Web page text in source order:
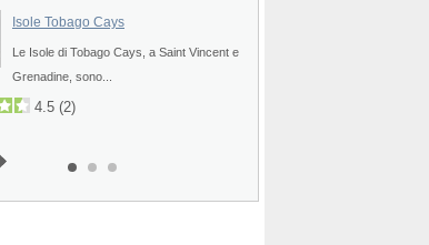
Isole Tobago Cays
Le Isole di Tobago Cays, a Saint Vincent e
Grenadine, sono...
4.5 (2)